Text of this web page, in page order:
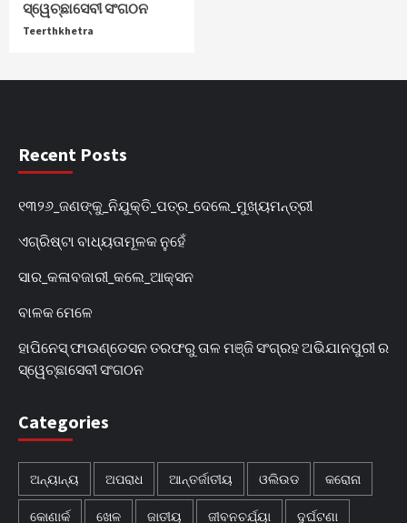
ସ୍ୱେଚ୍ଛାସେବୀ ସଂଗଠନ
Teerthkhetra
Recent Posts
୧୩୨୬_ଜଣଙ୍କୁ_ନିଯୁକ୍ତି_ପତ୍ର_ଦେଲେ_ମୁଖ୍ୟମନ୍ତ୍ରୀ
ଏଗ୍ରିଷ୍ଟା ବାଧ୍ୟତାମୂଳକ ନୁହେଁ
ସାର_କଳାବଜାରୀ_କଲେ_ଆକ୍ସନ
ବାଳକ ମେଳେ
ହାପିନେସ୍ ଫାଉଣ୍ଡେସନ ତରଫରୁ ତାଳ ମଞ୍ଜି ସଂଗ୍ରହ ଅଭିଯାନପୁରୀ ର
ସ୍ୱେଚ୍ଛାସେବୀ ସଂଗଠନ
Categories
ଅନ୍ୟାନ୍ୟ ଅପରାଧ ଆନ୍ତର୍ଜାତୀୟ ଓଲିଉଡ କରୋନା
କୋଣାର୍କ ଖେଳ ଜାତୀୟ ଜୀବନଚର୍ଯ୍ୟା ଦୁର୍ଘଟଣା